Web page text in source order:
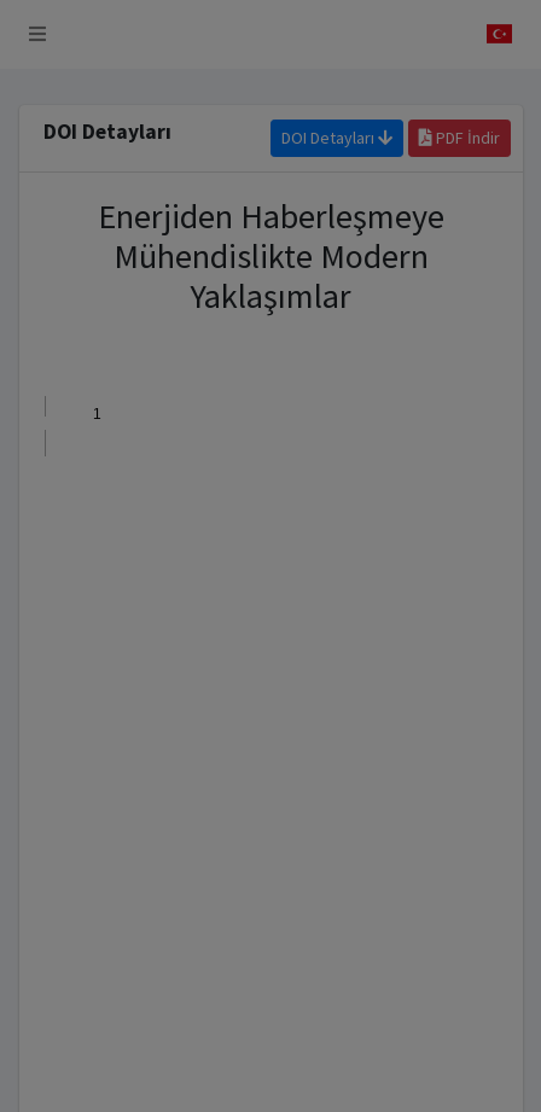
DOI Detayları DOI Detayları PDF İndir
Enerjiden Haberleşmeye
Mühendislikte Modern
Yaklaşımlar